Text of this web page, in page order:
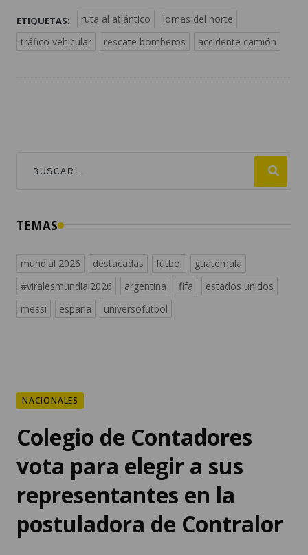
ETIQUETAS: ruta al atlántico
lomas del norte
tráfico vehicular
rescate bomberos accidente camión
TEMAS
mundial 2026 destacadas fútbol
guatemala
#viralesmundial2026
argentina fifa
estados unidos
messi
españa universofutbol
NACIONALES
Colegio de Contadores
vota para elegir a sus
representantes en la
postuladora de Contralor